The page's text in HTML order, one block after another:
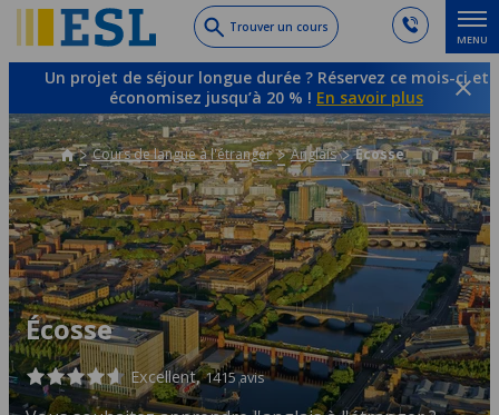
to
main
content
Trouver un cours
MENU
Un projet de séjour longue durée ? Réservez ce mois-ci et
économisez jusqu’à 20 % ! En savoir plus
Cours de langue à l'étranger Anglais Écosse
Écosse
Excellent,1415 avis